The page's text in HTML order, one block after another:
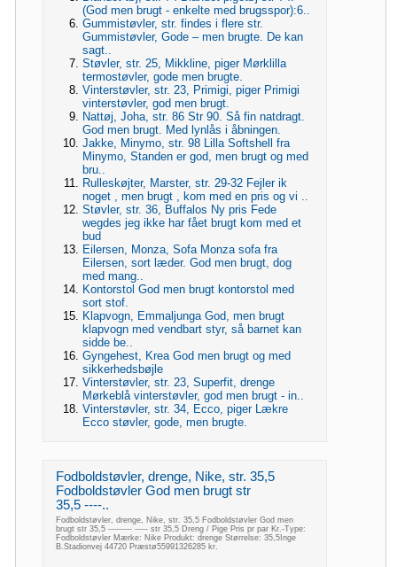
(God men brugt - enkelte med brugsspor):6..
Gummistøvler, str. findes i flere str.
Gummistøvler, Gode – men brugte. De kan
sagt..
Støvler, str. 25, Mikkline, piger Mørklilla
termostøvler, gode men brugte.
Vinterstøvler, str. 23, Primigi, piger Primigi
vinterstøvler, god men brugt.
Nattøj, Joha, str. 86 Str 90. Så fin natdragt.
God men brugt. Med lynlås i åbningen.
Jakke, Minymo, str. 98 Lilla Softshell fra
Minymo, Standen er god, men brugt og med
bru..
Rulleskøjter, Marster, str. 29-32 Fejler ik
noget , men brugt , kom med en pris og vi ..
Støvler, str. 36, Buffalos Ny pris Fede
wegdes jeg ikke har fået brugt kom med et
bud
Eilersen, Monza, Sofa Monza sofa fra
Eilersen, sort læder. God men brugt, dog
med mang..
Kontorstol God men brugt kontorstol med
sort stof.
Klapvogn, Emmaljunga God, men brugt
klapvogn med vendbart styr, så barnet kan
sidde be..
Gyngehest, Krea God men brugt og med
sikkerhedsbøjle
Vinterstøvler, str. 23, Superfit, drenge
Mørkeblå vinterstøvler, god men brugt - in..
Vinterstøvler, str. 34, Ecco, piger Lækre
Ecco støvler, gode, men brugte.
Fodboldstøvler, drenge, Nike, str. 35,5
Fodboldstøvler God men brugt str
35,5 ----..
Fodboldstøvler, drenge, Nike, str. 35,5 Fodboldstøvler God men
brugt str 35,5 --------- ----- str 35,5 Dreng / Pige Pris pr par Kr.-Type:
Fodboldstøvler Mærke: Nike Produkt: drenge Størrelse: 35,5Inge
B.Stadionvej 44720 Præstø55991326285 kr.